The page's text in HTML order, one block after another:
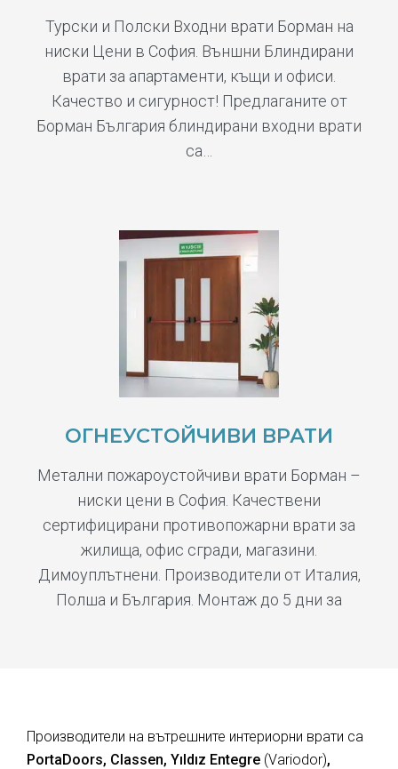
Турски и Полски Входни врати Борман на
ниски Цени в София. Външни Блиндирани
врати за апартаменти, къщи и офиси.
Качество и сигурност! Предлаганите от
Борман България блиндирани входни врати
са…
ОГНЕУСТОЙЧИВИ ВРАТИ
Метални пожароустойчиви врати Борман –
ниски цени в София. Качествени
сертифицирани противопожарни врати за
жилища, офис сгради, магазини.
Димоуплътнени. Производители от Италия,
Полша и България. Монтаж до 5 дни за
Производители на вътрешните интериорни врати са
PortaDoors, Classen, Yıldız Entegre (Variodor),